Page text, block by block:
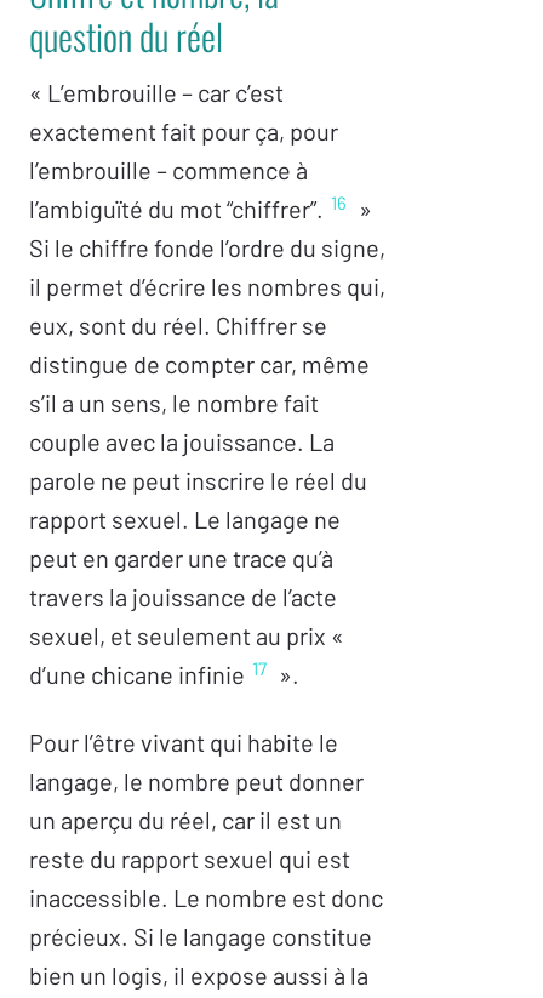
question du réel
« L’embrouille – car c’est
exactement fait pour ça, pour
l’embrouille – commence à
l’ambiguïté du mot “chiffrer”. 16
»
Si le chiffre fonde l’ordre du signe,
il permet d’écrire les nombres qui,
eux, sont du réel. Chiffrer se
distingue de compter car, même
s’il a un sens, le nombre fait
couple avec la jouissance. La
parole ne peut inscrire le réel du
rapport sexuel. Le langage ne
peut en garder une trace qu’à
travers la jouissance de l’acte
sexuel, et seulement au prix «
d’une chicane infinie 17 ».
Pour l’être vivant qui habite le
langage, le nombre peut donner
un aperçu du réel, car il est un
reste du rapport sexuel qui est
inaccessible. Le nombre est donc
précieux. Si le langage constitue
bien un logis, il expose aussi à la